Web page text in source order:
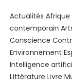
Actualités Afrique
contemporain
Conscience
Environnement
Intelligence
Littérature Livre